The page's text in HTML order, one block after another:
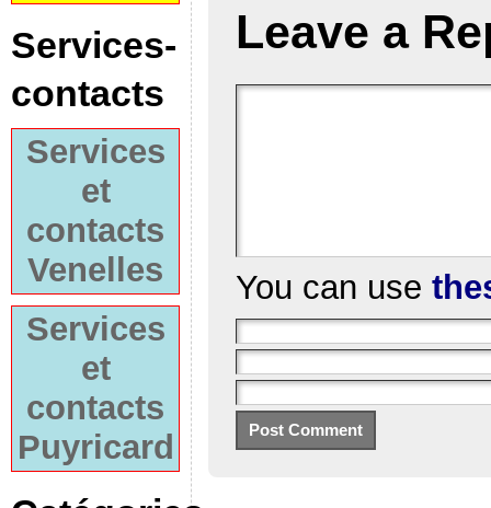
Services-
contacts
Services
et
contacts
Venelles
Services
et
contacts
Puyricard
Leave a
You can use